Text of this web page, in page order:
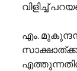
വിളിച്ച്
എം.